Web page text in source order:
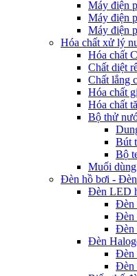
Máy điện
Máy điện
Máy điện
Hóa chất xử lý
Hóa chất
Chất diệt
Chất lắng
Hóa chất
Hóa chất
Bộ thử
Bút
Bộ
Muối
Đèn hồ bơi -
Đèn LED
Đèn
Đèn
Đèn
Đèn
Đèn
Đèn